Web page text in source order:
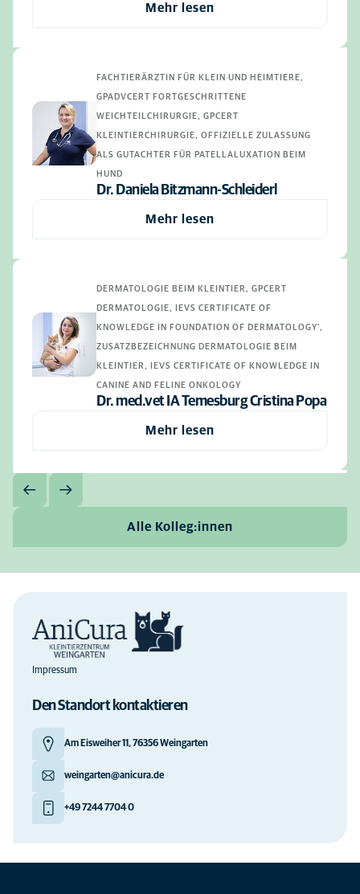
Mehr lesen
FACHTIERÄRZTIN FÜR KLEIN UND HEIMTIERE,
GPADVCERT FORTGESCHRITTENE
WEICHTEILCHIRURGIE, GPCERT
KLEINTIERCHIRURGIE, OFFIZIELLE ZULASSUNG
ALS GUTACHTER FÜR PATELLALUXATION BEIM
HUND
Dr. Daniela Bitzmann-Schleiderl
Mehr lesen
DERMATOLOGIE BEIM KLEINTIER, GPCERT
DERMATOLOGIE, IEVS CERTIFICATE OF
KNOWLEDGE IN FOUNDATION OF DERMATOLOGY‘,
ZUSATZBEZEICHNUNG DERMATOLOGIE BEIM
KLEINTIER, IEVS CERTIFICATE OF KNOWLEDGE IN
CANINE AND FELINE ONKOLOGY
Dr. med.vet IA Temesburg Cristina Popa
Mehr lesen
Alle Kolleg:innen
Impressum
Den Standort kontaktieren
Am Eisweiher 11, 76356 Weingarten
weingarten@anicura.de
+49 7244 7704 0